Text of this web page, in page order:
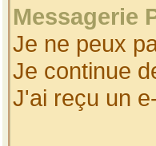
Messagerie
Je ne peux
Je continue
J'ai reçu un